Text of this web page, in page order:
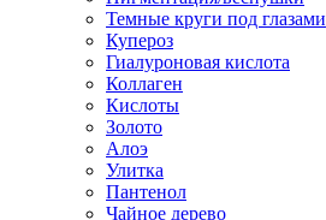
Темные круги под глазами
Купероз
Гиалуроновая кислота
Коллаген
Кислоты
Золото
Алоэ
Улитка
Пантенол
Чайное дерево